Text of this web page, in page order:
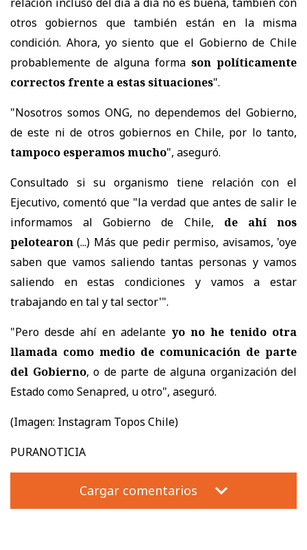
otros gobiernos que también están en la misma
condición. Ahora, yo siento que el Gobierno de Chile
probablemente de alguna forma son políticamente
correctos frente a estas situaciones".
"Nosotros somos ONG, no dependemos del Gobierno,
de este ni de otros gobiernos en Chile, por lo tanto,
tampoco esperamos mucho", aseguró.
Consultado si su organismo tiene relación con el
Ejecutivo, comentó que "la verdad que antes de salir le
informamos al Gobierno de Chile, de ahí nos
pelotearon (...) Más que pedir permiso, avisamos, 'oye
saben que vamos saliendo tantas personas y vamos
saliendo en estas condiciones y vamos a estar
trabajando en tal y tal sector'".
"Pero desde ahí en adelante yo no he tenido otra
llamada como medio de comunicación de parte
del Gobierno, o de parte de alguna organización del
Estado como Senapred, u otro", aseguró.
(Imagen: Instagram Topos Chile)
PURANOTICIA
Cargar comentarios